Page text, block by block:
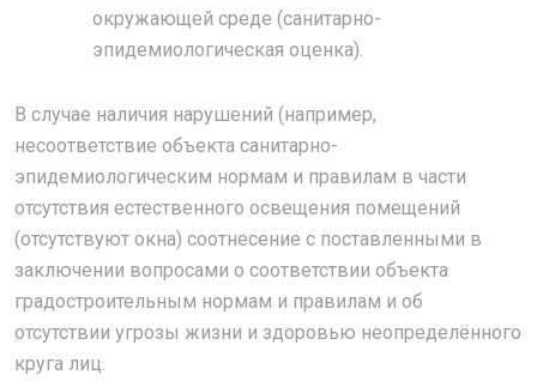
окружающей среде (санитарно-
эпидемиологическая оценка).
В случае наличия нарушений (например,
несоответствие объекта санитарно-
эпидемиологическим нормам и правилам в части
отсутствия естественного освещения помещений
(отсутствуют окна) соотнесение с поставленными в
заключении вопросами о соответствии объекта
градостроительным нормам и правилам и об
отсутствии угрозы жизни и здоровью неопределённого
круга лиц.